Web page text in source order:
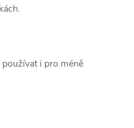
i pro méně